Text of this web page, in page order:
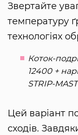
Звертайте
температуру
технологіях
Коток-
12400 +
STRIP-
Цей варіант
сходів.